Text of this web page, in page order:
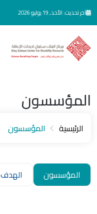
تجاوز إلى المحتوى الرئيسي
آخر تحديث: الأحد, 19 يوليو 2026
المؤسسون
الرئيسية المؤسسون
المؤسسون الهدف